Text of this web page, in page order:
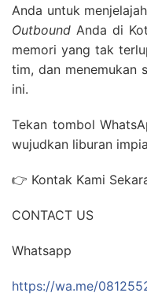
Anda untuk
Outbound Anda di
memori yang tak
tim, dan menemukan
ini.
Tekan tombol
wujudkan liburan
👉 Kontak Kami
CONTACT US
Whatsapp
https://wa.me/